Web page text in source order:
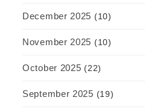
December 2025 (10)
November 2025 (10)
October 2025 (22)
September 2025 (19)